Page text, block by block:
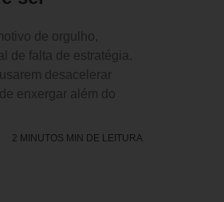
de orgulho,
de falta de estratégia.
desacelerar
enxergar além do
2 MINUTOS MIN DE LEITURA